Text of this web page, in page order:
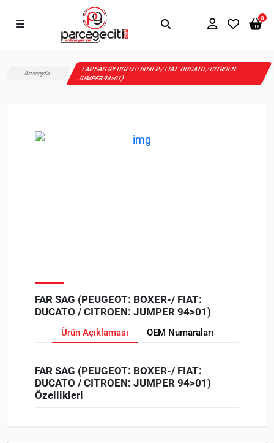
0
Anasayfa
FAR SAG (PEUGEOT: BOXER-/ FIAT: DUCATO / CITROEN:
JUMPER 94>01)
FAR SAG (PEUGEOT: BOXER-/ FIAT:
DUCATO / CITROEN: JUMPER 94>01)
Ürün Açıklaması OEM Numaraları
FAR SAG (PEUGEOT: BOXER-/ FIAT:
DUCATO / CITROEN: JUMPER 94>01)
Özellikleri